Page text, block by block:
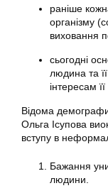
раніше
організму
виховання
сьогодні
людина та
інтересам
Відома
Ольга Ісупова
вступу в
Бажання
людини.